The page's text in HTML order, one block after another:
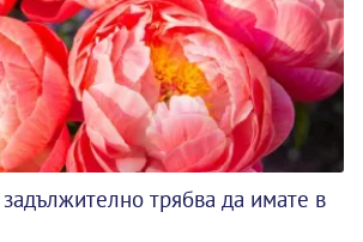
трябва да имате в